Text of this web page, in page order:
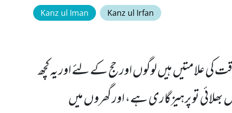
Kanz ul Iman Kanz ul Irfan
کی علامتیں ہیں لوگوں اور حج کے لئے اور یہ کچھ
بھلائی تو پرہیزگاری ہے، اور گھروں میں